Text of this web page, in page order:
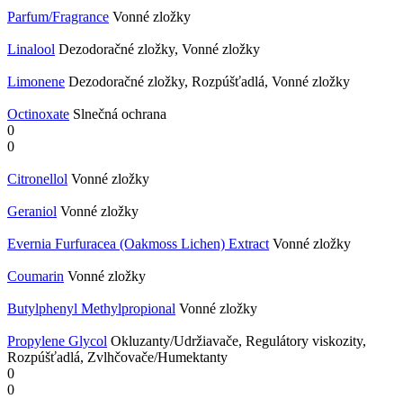
Parfum/Fragrance Vonné zložky
Linalool Dezodoračné zložky, Vonné zložky
Limonene Dezodoračné zložky, Rozpúšťadlá, Vonné zložky
Octinoxate Slnečná ochrana
0
0
Citronellol Vonné zložky
Geraniol Vonné zložky
Evernia Furfuracea (Oakmoss Lichen) Extract Vonné zložky
Coumarin Vonné zložky
Butylphenyl Methylpropional Vonné zložky
Propylene Glycol Okluzanty/Udržiavače, Regulátory viskozity,
Rozpúšťadlá, Zvlhčovače/Humektanty
0
0